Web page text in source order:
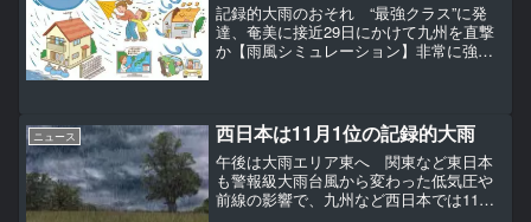
記録的大雨のおそれ “最強クラス”に発
達、奄美に接近29日にかけて九州を直撃
か【雨風シミュレーション】非常に強い
近する見込みで...
ニュース 西日本は11月1位の記録的大雨
午後は大雨エリア東へ 関東など東日本
も警報級大雨台風から変わった低気圧や
前線の影響で、九州など西日本では11月1